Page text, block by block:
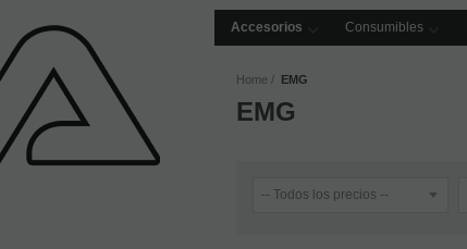
Accesorios Consumibles
Home EMG
EMG